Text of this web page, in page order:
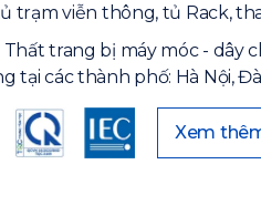
trạm viễn thông, tủ Rack,
trang bị máy móc - dây
tại các thành phố: Hà Nội, Đà
Xem